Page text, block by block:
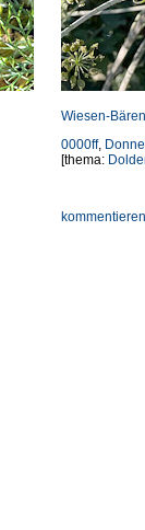
Wiesen-
0000ff,
[thema:
kommentieren